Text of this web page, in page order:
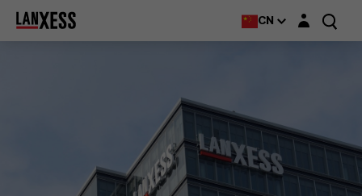
CN Login layer